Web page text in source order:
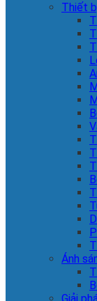
Thiết
Ánh